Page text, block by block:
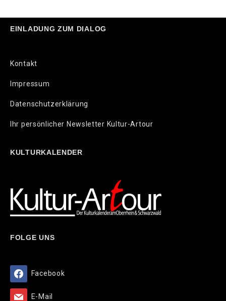
EINLADUNG ZUM DIALOG
Kontakt
Impressum
Datenschutzerklärung
Ihr persönlicher Newsletter Kultur-Artour
KULTURKALENDER
FOLGE UNS
Facebook
E-Mail